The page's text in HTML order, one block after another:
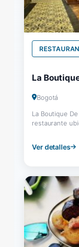
La
Bogotá
La Boutique
restaurante
Ver detalles